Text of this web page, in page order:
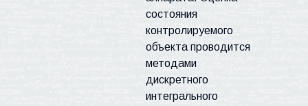
состояния
контролируемого
объекта проводится
методами
дискретного
интегрального